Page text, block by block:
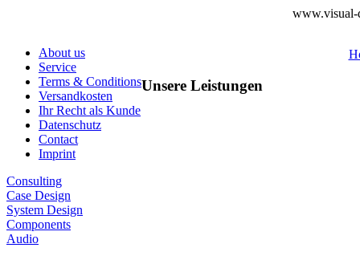
www.visual-
About us
Service
Terms & Conditions
Versandkosten
Ihr Recht als Kunde
Datenschutz
Contact
Imprint
Unsere Leistungen
Consulting
Case Design
System Design
Components
Audio